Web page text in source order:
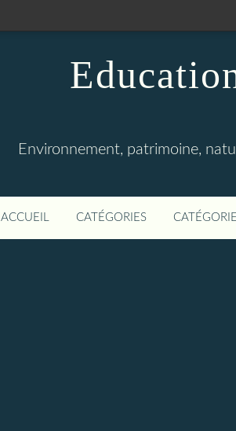
Environnement, patrimoine,
ACCUEIL CATÉGORIES